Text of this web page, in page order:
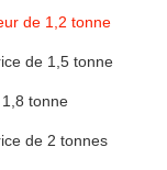
de 1,2 tonne
de 1,5 tonne
tonne
de 2 tonnes